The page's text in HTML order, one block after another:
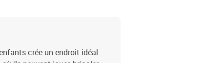
crée un endroit idéal